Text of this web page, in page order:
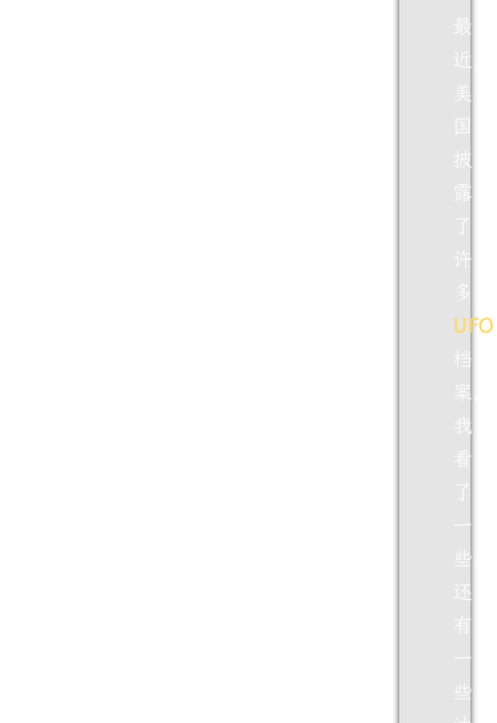
最
美
露
许
UFO
档
案，
我
看
一
些，
还
有
一
些